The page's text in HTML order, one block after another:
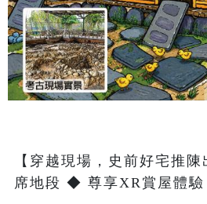
【穿越現場，史前好宅推
席地段 ◆ 尊享XR賞屋體驗